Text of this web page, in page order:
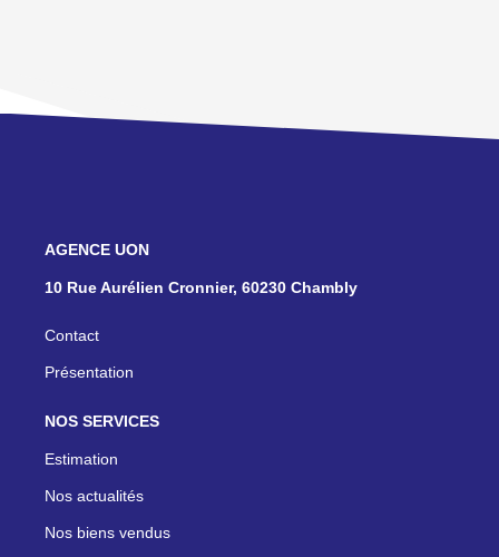
NOS AGENCES
10 Rue Aurélien Cronnier, 60230 Chambly
Contact
Présentation
NOS SERVICES
Estimation
Nos actualités
Nos biens vendus